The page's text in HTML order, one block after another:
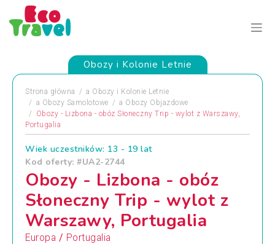
Obozy i Kolonie Letnie
Strona główna a Obozy i Kolonie Letnie
a Obozy Samolotowe a Obozy Objazdowe
Obozy - Lizbona - obóz Słoneczny Trip - wylot z Warszawy,
Portugalia
Wiek uczestników: 13 - 19 lat
Kod oferty: #UA2-2744
Obozy - Lizbona - obóz
Słoneczny Trip - wylot z
Warszawy, Portugalia
Europa / Portugalia